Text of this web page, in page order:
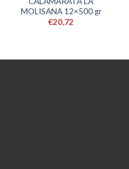
MOLISANA 12×500 gr
€20,72